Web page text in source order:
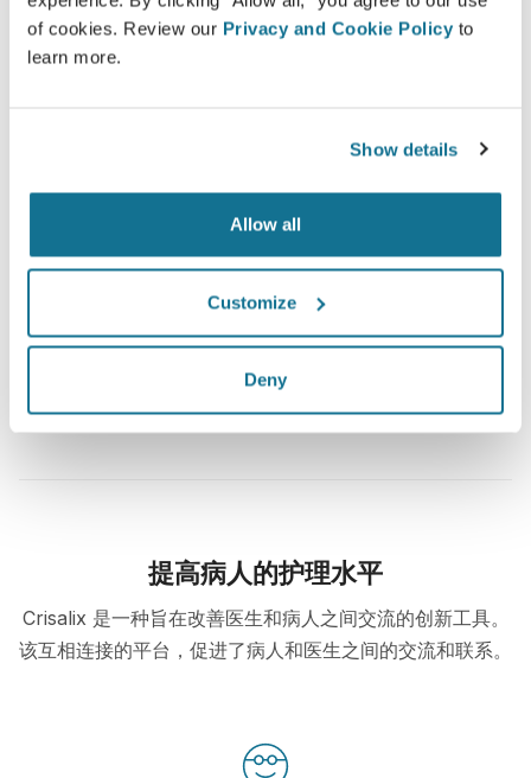
of cookies. Review our Privacy and Cookie Policy to
learn more.
Show details
Allow all
Customize
Deny
3D面部咨询
3D breast consultation
现在就可以看到崭新的自己！
提高病人的护理水平
Crisalix 是一种旨在改善医生和病人之间交流的创新工具。
该互相连接的平台，促进了病人和医生之间的交流和联系。